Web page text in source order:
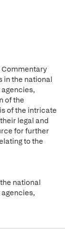
in the national
of the
of the intricate
legal and
for further
to the
national